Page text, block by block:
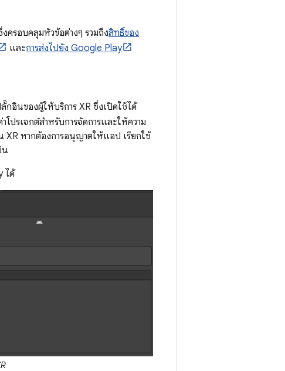
ครอบคลุมหัวข้อต่างๆ รวมถึงสิทธิ์ของ
และการส่งไปยัง Google Play
อินของผู้ให้บริการ XR ซึ่งเปิดใช้ได้
ปรเจกต์สำหรับการจัดการและให้ความ
XR หากต้องการอนุญาตให้แอป เรียกใช้
น
ได้